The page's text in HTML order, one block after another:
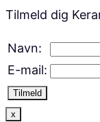
Tilmeld dig
Navn:
E-mail:
Tilmeld
x